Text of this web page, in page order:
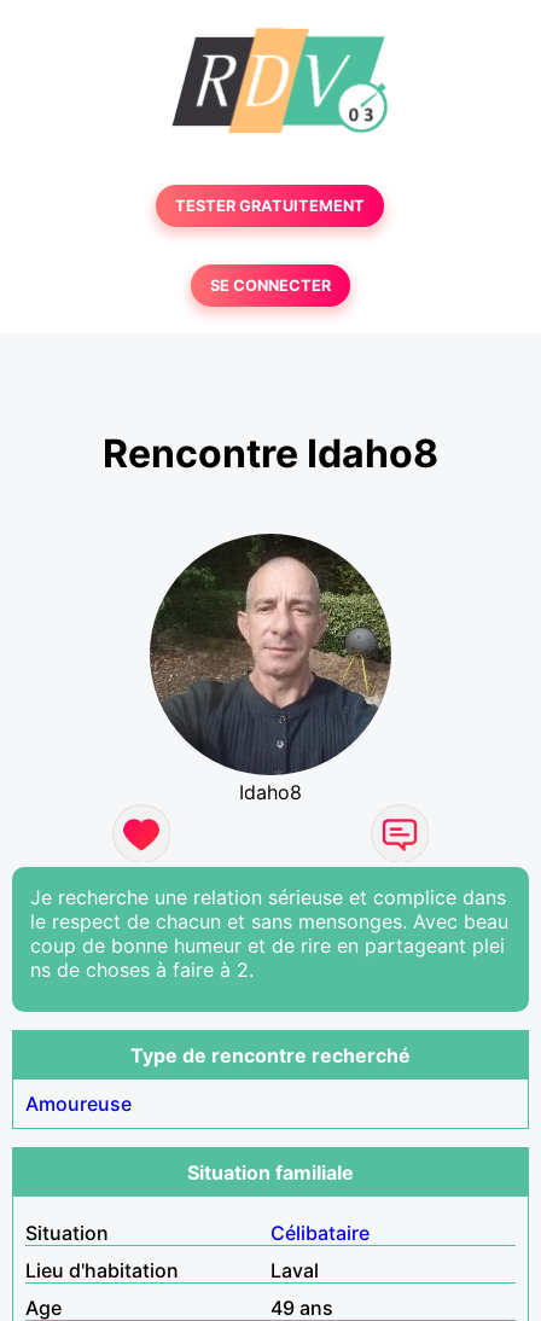
TESTER GRATUITEMENT
SE CONNECTER
Rencontre Idaho8
Idaho8
Je recherche une relation sérieuse et complice dans
le respect de chacun et sans mensonges. Avec beau
coup de bonne humeur et de rire en partageant plei
ns de choses à faire à 2.
Type de rencontre recherché
Amoureuse
Situation familiale
Situation
Célibataire
Lieu d'habitation
Laval
Age
49 ans